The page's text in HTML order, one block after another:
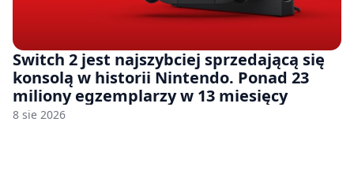
Switch 2 jest najszybciej sprzedającą się
konsolą w historii Nintendo. Ponad 23
miliony egzemplarzy w 13 miesięcy
8 sie 2026